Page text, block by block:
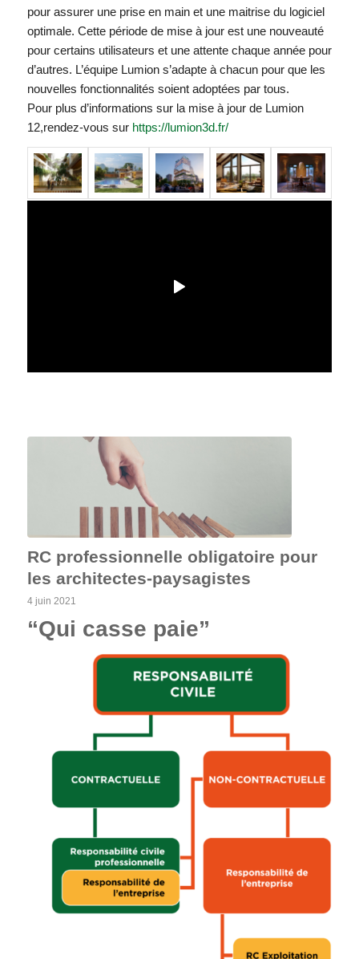
pour assurer une prise en main et une maitrise du logiciel
optimale. Cette période de mise à jour est une nouveauté
pour certains utilisateurs et une attente chaque année pour
d’autres. L’équipe Lumion s’adapte à chacun pour que les
nouvelles fonctionnalités soient adoptées par tous.
Pour plus d’informations sur la mise à jour de Lumion
12,rendez-vous sur https://lumion3d.fr/
RC professionnelle obligatoire pour
les architectes-paysagistes
4 juin 2021
“Qui casse paie”